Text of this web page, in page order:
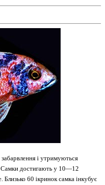
і утримуються
Самки достигають у 10—12
60 ікринок самка інкубує